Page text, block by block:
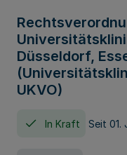
Düsseldorf,
UKVO)
In Kraft Seit 01.